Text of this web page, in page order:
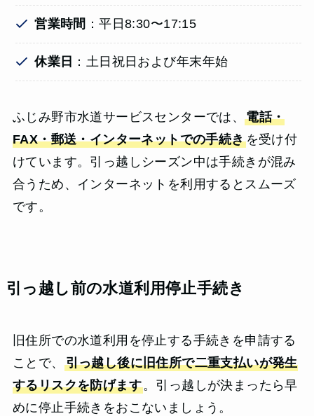
営業時間 ：平日8:30〜17:15
休業日 ：土日祝日および年末年始
ふじみ野市水道サービスセンターでは、電話・
FAX・郵送・インターネットでの手続きを受け付
けています。引っ越しシーズン中は手続きが混み
合うため、インターネットを利用するとスムーズ
です。
引っ越し前の水道利用停止手続き
旧住所での水道利用を停止する手続きを申請する
ことで、 引っ越し後に旧住所で二重支払いが発生
するリスクを防げます。引っ越しが決まったら早
めに停止手続きをおこないましょう。